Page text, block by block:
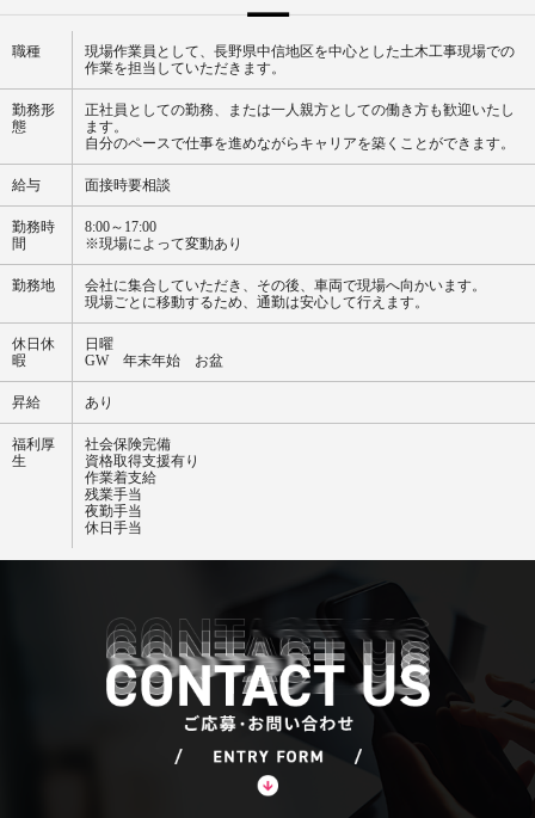
職種
現場作業員として、長野県中信地区を中心とした土木工事現場での
作業を担当していただきます。
勤務形
態
正社員としての勤務、または一人親方としての働き方も歓迎いたし
ます。
自分のペースで仕事を進めながらキャリアを築くことができます。
給与 面接時要相談
勤務時
間
8:00～17:00
※現場によって変動あり
勤務地
会社に集合していただき、その後、車両で現場へ向かいます。
現場ごとに移動するため、通勤は安心して行えます。
休日休
暇
日曜
GW 年末年始 お盆
昇給 あり
福利厚
生
社会保険完備
資格取得支援有り
作業着支給
残業手当
夜勤手当
休日手当